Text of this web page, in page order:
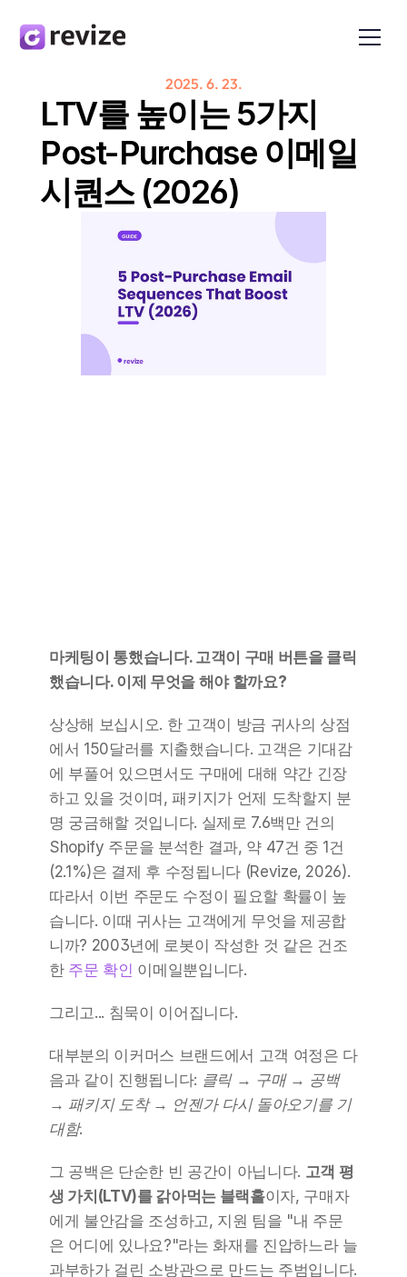
2025. 6. 23.
LTV를 높이는 5가지
Post-Purchase 이메일
시퀀스 (2026)
마케팅이 통했습니다. 고객이 구매 버튼을 클릭
했습니다. 이제 무엇을 해야 할까요?
상상해 보십시오. 한 고객이 방금 귀사의 상점
에서 150달러를 지출했습니다. 고객은 기대감
에 부풀어 있으면서도 구매에 대해 약간 긴장
하고 있을 것이며, 패키지가 언제 도착할지 분
명 궁금해할 것입니다. 실제로 7.6백만 건의
Shopify 주문을 분석한 결과, 약 47건 중 1건
(2.1%)은 결제 후 수정됩니다 (Revize, 2026).
따라서 이번 주문도 수정이 필요할 확률이 높
습니다. 이때 귀사는 고객에게 무엇을 제공합
니까? 2003년에 로봇이 작성한 것 같은 건조
한 주문 확인 이메일뿐입니다.
그리고... 침묵이 이어집니다.
대부분의 이커머스 브랜드에서 고객 여정은 다
음과 같이 진행됩니다: 클릭 → 구매 → 공백
→ 패키지 도착 → 언젠가 다시 돌아오기를 기
대함.
그 공백은 단순한 빈 공간이 아닙니다. 고객 평
생 가치(LTV)를 갉아먹는 블랙홀이자, 구매자
에게 불안감을 조성하고, 지원 팀을 "내 주문
은 어디에 있나요?"라는 화재를 진압하느라 늘
과부하가 걸린 소방관으로 만드는 주범입니다.